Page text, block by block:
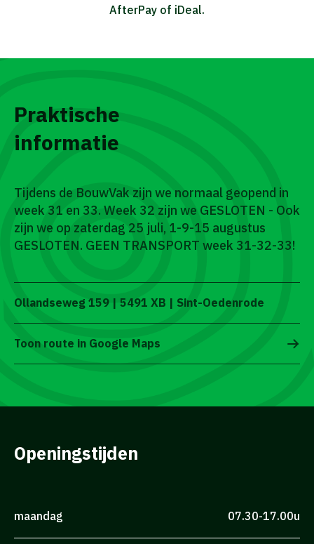
AfterPay of iDeal.
Praktische
informatie
Tijdens de BouwVak zijn we normaal geopend in
week 31 en 33. Week 32 zijn we GESLOTEN - Ook
zijn we op zaterdag 25 juli, 1-9-15 augustus
GESLOTEN. GEEN TRANSPORT week 31-32-33!
Ollandseweg 159 | 5491 XB | Sint-Oedenrode
Toon route in Google Maps
Openingstijden
maandag 07.30-17.00u